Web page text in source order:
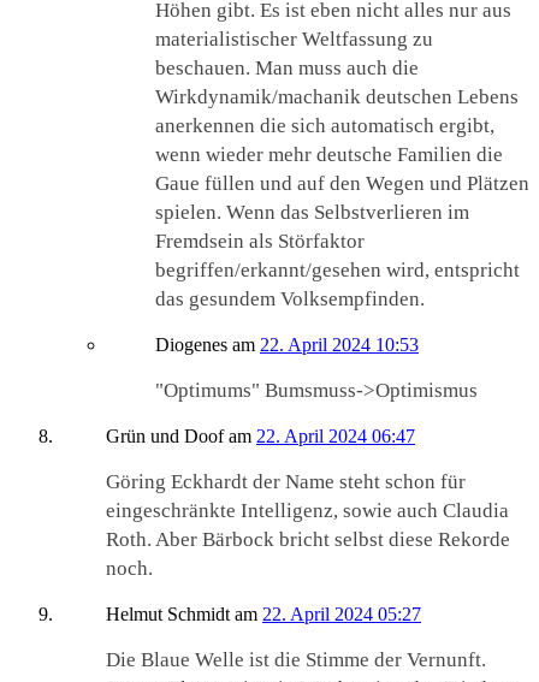
Höhen gibt. Es ist eben nicht alles nur aus
materialistischer Weltfassung zu
beschauen. Man muss auch die
Wirkdynamik/machanik deutschen Lebens
anerkennen die sich automatisch ergibt,
wenn wieder mehr deutsche Familien die
Gaue füllen und auf den Wegen und Plätzen
spielen. Wenn das Selbstverlieren im
Fremdsein als Störfaktor
begriffen/erkannt/gesehen wird, entspricht
das gesundem Volksempfinden.
Diogenes am 22. April 2024 10:53
"Optimums" Bumsmuss->Optimismus
Grün und Doofam 22. April 2024 06:47
Göring Eckhardt der Name steht schon für
eingeschränkte Intelligenz, sowie auch Claudia
Roth. Aber Bärbock bricht selbst diese Rekorde
noch.
Helmut Schmidtam 22. April 2024 05:27
Die Blaue Welle ist die Stimme der Vernunft.